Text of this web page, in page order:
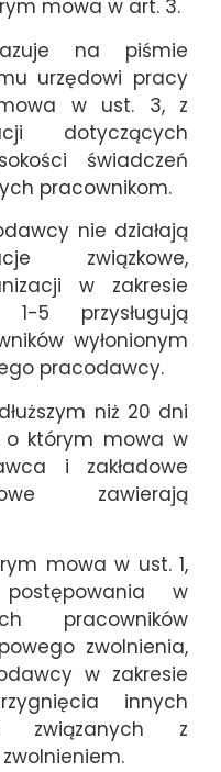
mowa w art. 3.
na piśmie
urzędowi pracy
w ust. 3, z
dotyczących
świadczeń
pracownikom.
nie działają
związkowe,
w zakresie
5 przysługują
wyłonionym
pracodawcy.
niż 20 dni
o którym mowa w
i zakładowe
zawierają
mowa w ust. 1,
w
pracowników
zwolnienia,
w zakresie
innych
związanych z